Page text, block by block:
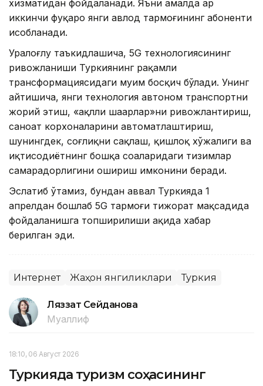
хизматидан фойдаланади. Яъни амалда ҳар
иккинчи фуқаро янги авлод тармоғининг абоненти
ҳисобланади.
Уралоғлу таъкидлашича, 5G технологиясининг
ривожланиши Туркиянинг рақамли
трансформациясидаги муҳим босқич бўлади. Унинг
айтишича, янги технология автоном транспортни
жорий этиш, «ақлли шаҳарлар»ни ривожлантириш,
саноат корхоналарини автоматлаштириш,
шунингдек, соғлиқни сақлаш, қишлоқ хўжалиги ва
иқтисодиётнинг бошқа соҳаларидаги тизимлар
самарадорлигини ошириш имконини беради.
Эслатиб ўтамиз, бундан аввал Туркияда 1
апрелдан бошлаб 5G тармоғи тижорат мақсадида
фойдаланишга топширилиши ҳақида хабар
берилган эди.
Интернет Жаҳон янгиликлари Туркия
Ляззат Сейданова
Муаллиф
18:10, 06 Август 2026
Туркияда туризм соҳасининг